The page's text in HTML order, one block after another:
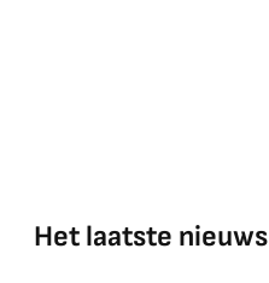
Het laatste nieuws